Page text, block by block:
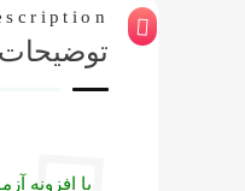
توضیحات